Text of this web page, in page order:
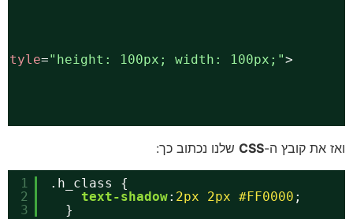
style="height: 100px; width: 100px;"
את קובץ ה-CSSשלנו נכתוב כך:
.h_class {
text-shadow: 2px 2px #FF0000